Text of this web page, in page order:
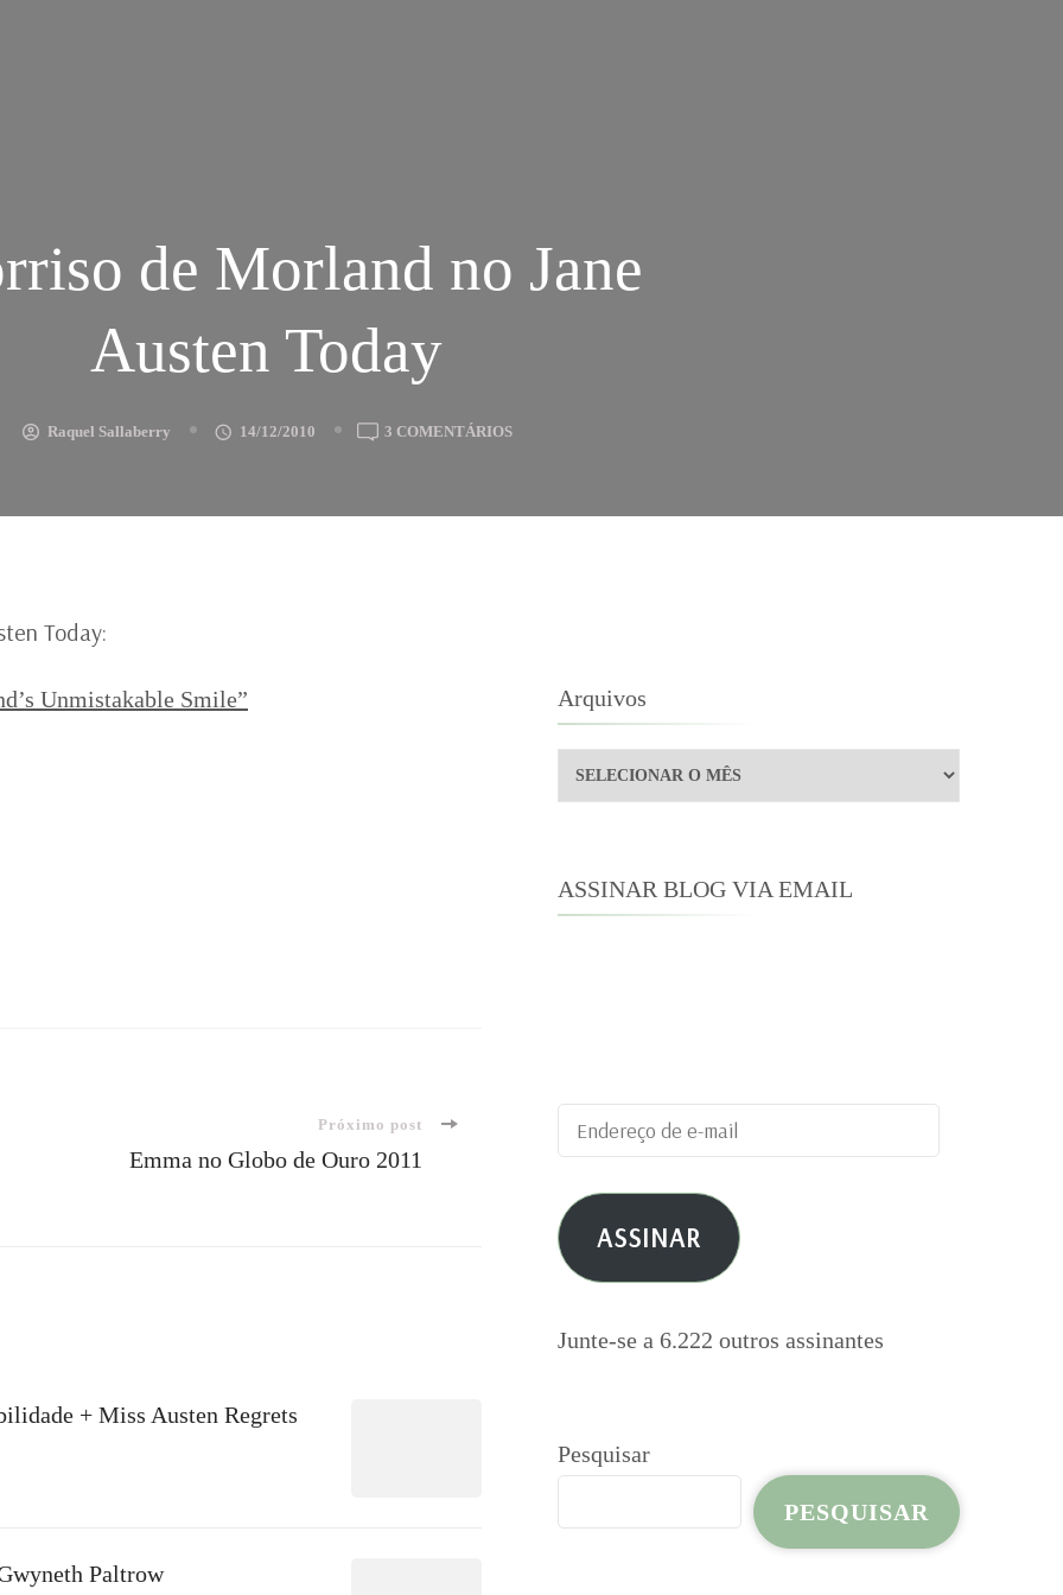
de Morland no Jane
Austen Today
Raquel Sallaberry 14/12/2010 3 COMENTÁRIOSEM
DE
Today:
Unmistakable Smile”
Próximo post
Emma no Globo de Ouro 2011
+ Miss Austen Regrets
Paltrow
Arquivos
Arquivos
ASSINAR BLOG VIA EMAIL
Endereço
de
e-
mail ASSINAR
Junte-se a 6.222 outros assinantes
Pesquisar
PESQUISAR